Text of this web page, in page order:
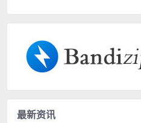
最新资讯